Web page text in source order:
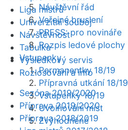
Návštěvní řád
Veřejné bruslení
PRESS: pro novináře
Rozpis ledové plochy
Vstupenky
Permanentky 18/19
Přípravná utkání 18/19
Vstupenky 18/19
Uvolňování míst
Zvýhodněné
Liga mistrů
Univerzitní souboj
Návštěvnost
Tabulka
Výsledkový servis
Rozlosování a info
Sezóna 2019/2020
Příprava 2019/2020
Příprava 2018/2019